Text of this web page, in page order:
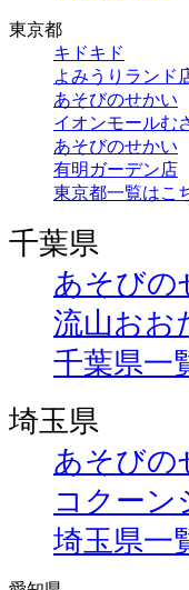
東京都
キドキド
よみうりランド
あそびのせかい
イオンモールむ
あそびのせかい
有明ガーデン店
東京都一覧はこ
千葉県
あそびの
流山おお
千葉県一
埼玉県
あそびの
コクーン
埼玉県一